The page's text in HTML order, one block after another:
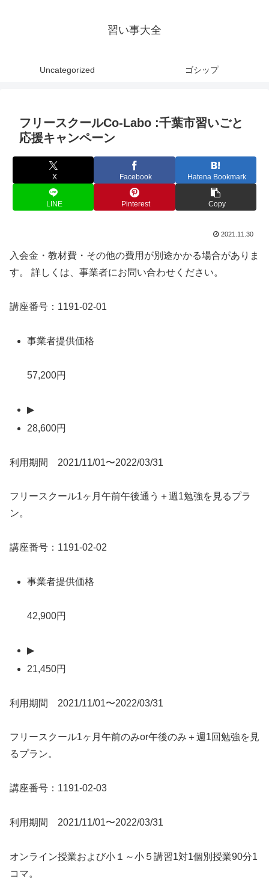
習い事大全
Uncategorized ゴシップ
フリースクールCo-Labo :千葉市習いごと
応援キャンペーン
X Facebook Hatena Bookmark
LINE Pinterest Copy
2021.11.30
入会金・教材費・その他の費用が別途かかる場合がありま
す。 詳しくは、事業者にお問い合わせください。
講座番号：1191-02-01
事業者提供価格
57,200円
▶
28,600円
利用期間 2021/11/01〜2022/03/31
フリースクール1ヶ月午前午後通う＋週1勉強を見るプラ
ン。
講座番号：1191-02-02
事業者提供価格
42,900円
▶
21,450円
利用期間 2021/11/01〜2022/03/31
フリースクール1ヶ月午前のみor午後のみ＋週1回勉強を見
るプラン。
講座番号：1191-02-03
利用期間 2021/11/01〜2022/03/31
オンライン授業および小１～小５講習1対1個別授業90分1
コマ。